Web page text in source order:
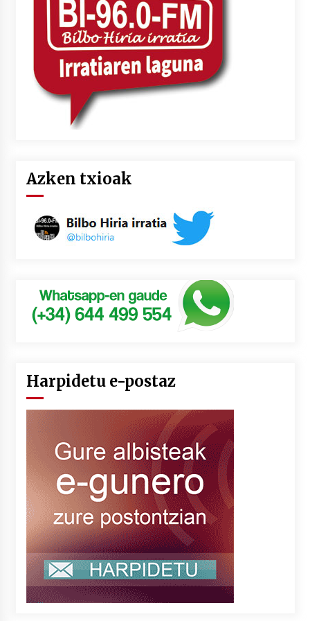
2026/07/03
MUSIBLA #297: Bide, Boards Of Canada, Somak,
Tiga, Twisted Teens, Underscores, Habia
2026/07/02
Azken txioak
Harpidetu e-postaz